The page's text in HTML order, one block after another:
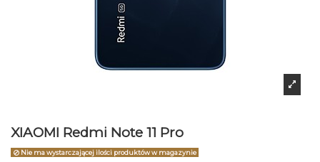
XIAOMI Redmi Note 11 Pro
Nie ma wystarczającej ilości produktów w magazynie